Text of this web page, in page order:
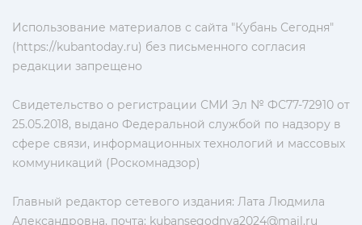
Использование материалов с сайта "Кубань Сегодня"
(https://kubantoday.ru) без письменного согласия
редакции запрещено
Свидетельство о регистрации СМИ Эл № ФС77-72910 от
25.05.2018, выдано Федеральной службой по надзору в
сфере связи, информационных технологий и массовых
коммуникаций (Роскомнадзор)
Главный редактор сетевого издания: Лата Людмила
Александровна, почта: kubansegodnya2024@mail.ru